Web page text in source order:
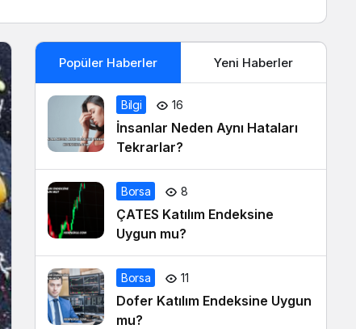
Popüler Haberler Yeni Haberler
Bilgi 16
İnsanlar Neden Aynı Hataları
Tekrarlar?
Borsa 8
ÇATES Katılım Endeksine
Uygun mu?
Borsa 11
Dofer Katılım Endeksine Uygun
mu?